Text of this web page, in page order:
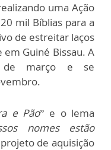
uma Ação
mil Bíblias para a
de estreitar laços
Guiné Bissau. A
de março e se
e Pão” e o lema
nomes estão
de aquisição